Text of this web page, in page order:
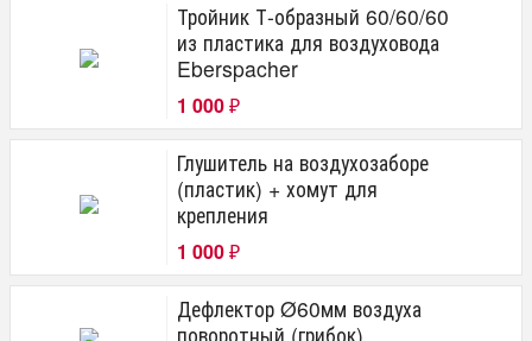
Тройник Т-образный 60/60/60
из пластика для воздуховода
Eberspacher
1 000 ₽
Глушитель на воздухозаборе
(пластик) + хомут для
крепления
1 000 ₽
Дефлектор Ø60мм воздуха
поворотный (грибок)